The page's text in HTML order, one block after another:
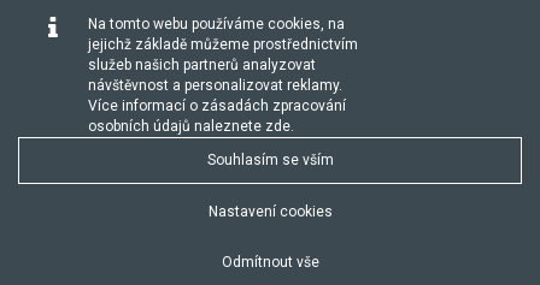
HOME O NÁS ROZVRH CVIČENÍ
PORADNA KONTAKT BLOG
Digitální agentura
Na tomto webu používáme cookies, na
jejichž základě můžeme prostřednictvím
služeb našich partnerů analyzovat
návštěvnost a personalizovat reklamy.
Více informací o zásadách zpracování
osobních údajů naleznete zde.
Souhlasím se vším
Nastavení cookies
Odmítnout vše